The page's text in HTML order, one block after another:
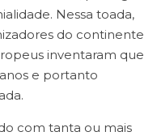
Nessa toada,
do continente
inventaram que
e portanto
com tanta ou mais